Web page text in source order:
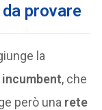
provare
la
, che
però una rete